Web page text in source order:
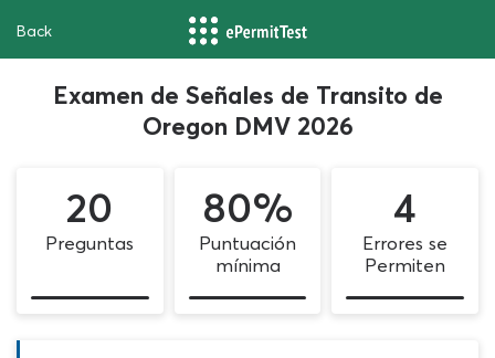
Back
Examen de Señales de Transito de
Oregon DMV 2026
20
Preguntas
80%
Puntuación
mínima
4
Errores se
Permiten